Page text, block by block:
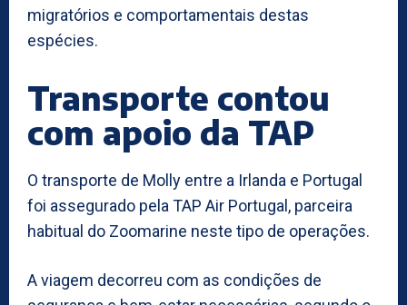
migratórios e comportamentais destas
espécies.
Transporte contou
com apoio da TAP
O transporte de Molly entre a Irlanda e Portugal
foi assegurado pela TAP Air Portugal, parceira
habitual do Zoomarine neste tipo de operações.
A viagem decorreu com as condições de